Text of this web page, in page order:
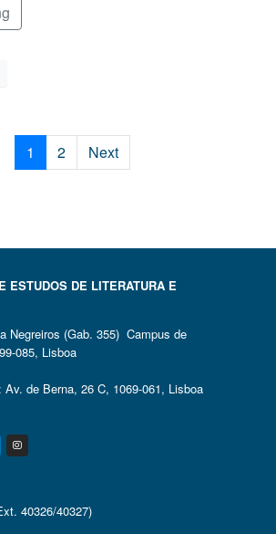
1 2 Next
ESTUDOS DE LITERATURA E
Negreiros (Gab. 355) Campus de
085, Lisboa
Av. de Berna, 26 C, 1069-061, Lisboa
Instagram
40326/40327)